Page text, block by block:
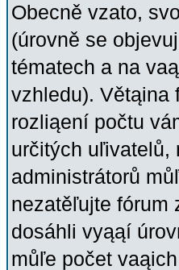
Obecně vzato,
(úrovně se
tématech a na
vzhledu). Větąina
rozliąení počtu
určitých uľivatelů,
administrátorů
nezatěľujte fórum
dosáhli vyąąí
můľe počet